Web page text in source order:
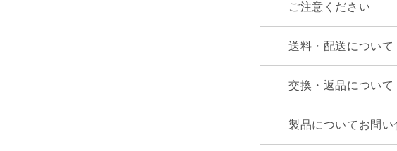
ご注意ください
送料・配送について
交換・返品について
製品についてお問い